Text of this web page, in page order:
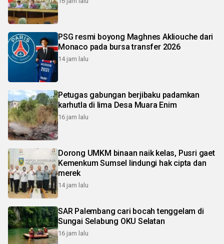
PSG resmi boyong Maghnes Akliouche dari
Monaco pada bursa transfer 2026
14 jam lalu
Petugas gabungan berjibaku padamkan
karhutla di lima Desa Muara Enim
16 jam lalu
Dorong UMKM binaan naik kelas, Pusri gaet
Kemenkum Sumsel lindungi hak cipta dan
merek
14 jam lalu
SAR Palembang cari bocah tenggelam di
Sungai Selabung OKU Selatan
16 jam lalu